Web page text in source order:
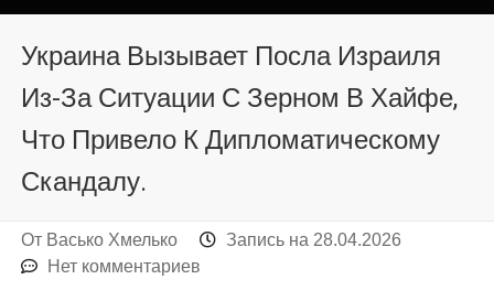
Хмельницком от auto.km.ua
Украина Вызывает Посла Израиля
Из-За Ситуации С Зерном В Хайфе,
Что Привело К Дипломатическому
Скандалу.
От Васько Хмелько Запись на 28.04.2026
Нет комментариев